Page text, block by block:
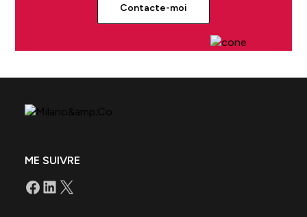
Contacte-moi
ME SUIVRE